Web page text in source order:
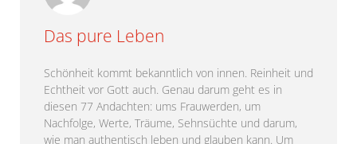
Das pure Leben
Schönheit kommt bekanntlich von innen. Reinheit und
Echtheit vor Gott auch. Genau darum geht es in
diesen 77 Andachten: ums Frauwerden, um
Nachfolge, Werte, Träume, Sehnsüchte und darum,
wie man authentisch leben und glauben kann. Um